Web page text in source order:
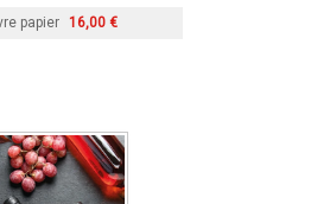
papier 16,00 €